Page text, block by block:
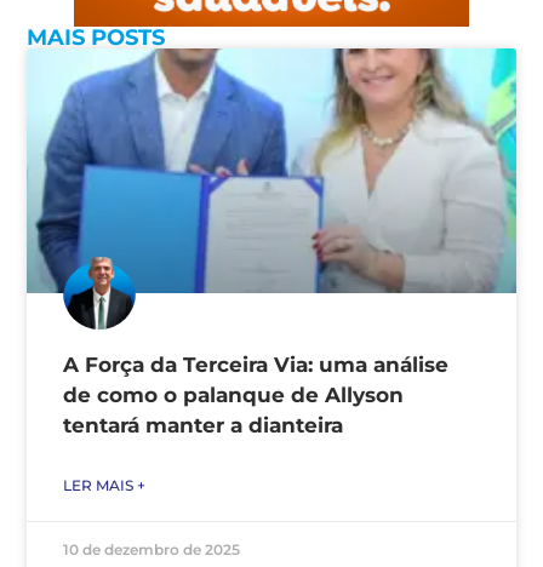
MAIS POSTS
A Força da Terceira Via: uma análise
de como o palanque de Allyson
tentará manter a dianteira
LER MAIS +
10 de dezembro de 2025